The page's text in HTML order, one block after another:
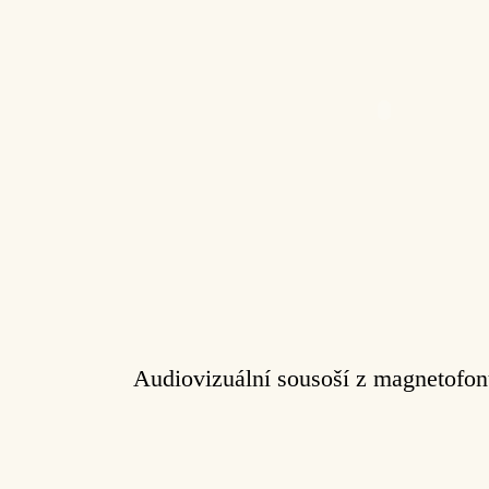
Audiovizuální sousoší z